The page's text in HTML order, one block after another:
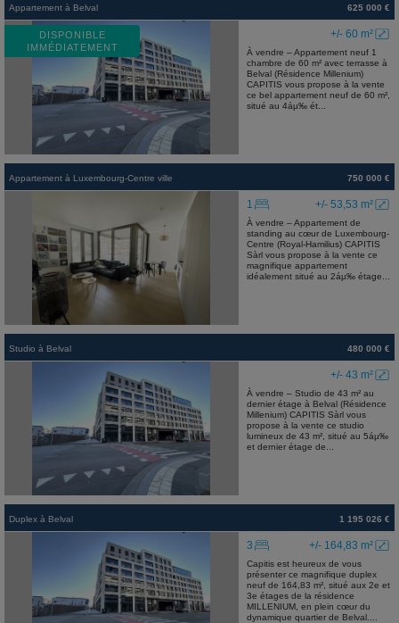
Appartement à Belval 625 000 €
DISPONIBLE
IMMÉDIATEMENT
+/- 60 m²
À vendre – Appartement neuf 1
chambre de 60 m² avec terrasse à
Belval (Résidence Millenium)
CAPITIS vous propose à la vente
ce bel appartement neuf de 60 m²,
situé au 4áµ‰ ét...
Appartement à Luxembourg-Centre ville 750 000 €
+/- 53,53 m²
1
À vendre – Appartement de
standing au cœur de Luxembourg-
Centre (Royal-Hamilius) CAPITIS
Sàrl vous propose à la vente ce
magnifique appartement
idéalement situé au 2áµ‰ étage...
Studio à Belval 480 000 €
+/- 43 m²
À vendre – Studio de 43 m² au
dernier étage à Belval (Résidence
Millenium) CAPITIS Sàrl vous
propose à la vente ce studio
lumineux de 43 m², situé au 5áµ‰
et dernier étage de...
Duplex à Belval 1 195 026 €
+/- 164,83 m²
3
Capitis est heureux de vous
présenter ce magnifique duplex
neuf de 164,83 m², situé aux 2e et
3e étages de la résidence
MILLENIUM, en plein cœur du
dynamique quartier de Belval....